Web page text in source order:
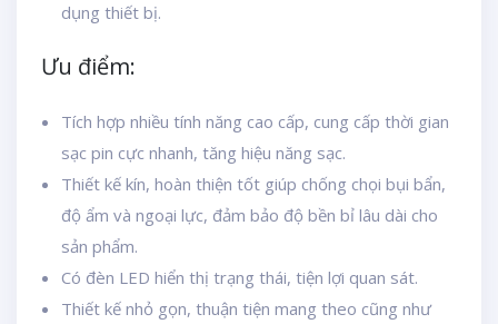
dụng thiết bị.
Ưu điểm:
Tích hợp nhiều tính năng cao cấp, cung cấp thời gian
sạc pin cực nhanh, tăng hiệu năng sạc.
Thiết kế kín, hoàn thiện tốt giúp chống chọi bụi bẩn,
độ ẩm và ngoại lực, đảm bảo độ bền bỉ lâu dài cho
sản phẩm.
Có đèn LED hiển thị trạng thái, tiện lợi quan sát.
Thiết kế nhỏ gọn, thuận tiện mang theo cũng như